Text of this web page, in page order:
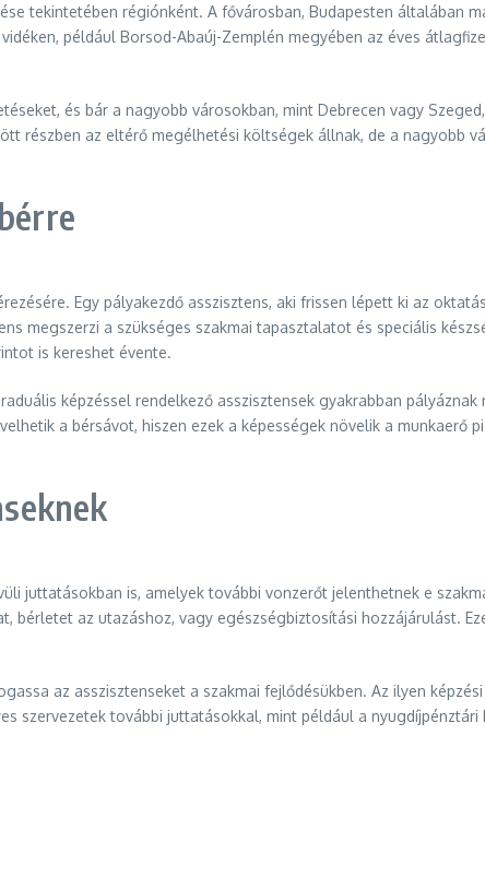
tekintetében régiónként. A fővárosban, Budapesten általában
például Borsod-Abaúj-Zemplén megyében az éves
és bár a nagyobb városokban, mint Debrecen vagy
részben az eltérő megélhetési költségek állnak, de a nagyobb
Egy pályakezdő asszisztens, aki frissen lépett ki az
megszerzi a szükséges szakmai tapasztalatot és speciális
is kereshet évente.
képzéssel rendelkező asszisztensek gyakrabban
a bérsávot, hiszen ezek a képességek növelik a munkaerő
juttatásokban is, amelyek további vonzerőt jelenthetnek e
az utazáshoz, vagy egészségbiztosítási hozzájárulást.
az asszisztenseket a szakmai fejlődésükben. Az ilyen
szervezetek további juttatásokkal, mint például a